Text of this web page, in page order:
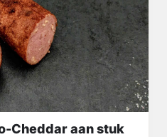
Cheddar aan stuk